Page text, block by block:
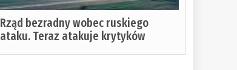
Rząd bezradny wobec ruskiego
ataku. Teraz atakuje krytyków